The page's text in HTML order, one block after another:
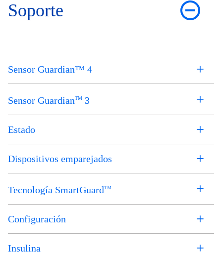
Soporte
Sensor Guardian™ 4
Sensor GuardianTM 3
Estado
Dispositivos emparejados
Tecnología SmartGuardTM
Configuración
Insulina